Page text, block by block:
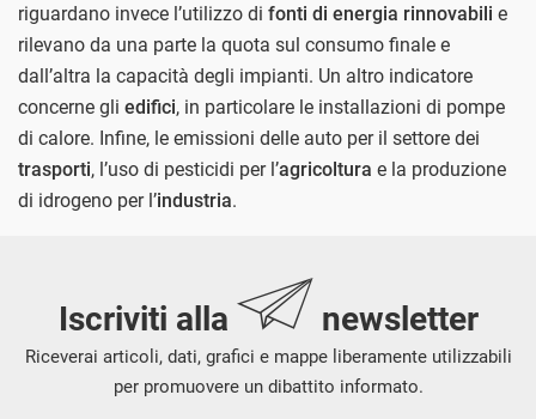
riguardano invece l’utilizzo di fonti di energia rinnovabili e
rilevano da una parte la quota sul consumo finale e
dall’altra la capacità degli impianti. Un altro indicatore
concerne gli edifici, in particolare le installazioni di pompe
di calore. Infine, le emissioni delle auto per il settore dei
trasporti, l’uso di pesticidi per l’agricoltura e la produzione
di idrogeno per l’industria.
Iscriviti alla newsletter
Riceverai articoli, dati, grafici e mappe liberamente utilizzabili
per promuovere un dibattito informato.